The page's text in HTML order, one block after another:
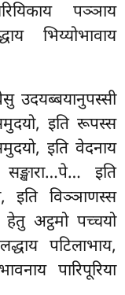
पञ्ञाय
भिय्योभावाय
उदयब्बयानुपस्सी
इति रूपस्स
इति वेदनाय
इति
इति विञ्ञाणस्स
अट्ठमो पच्चयो
पटिलाभाय,
पारिपूरिया